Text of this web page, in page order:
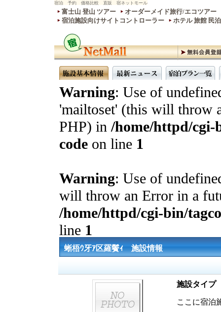
宿泊 予約 価格比較 直販 宿ネットモール
富士山 登山 ツアー
オーダーメイド旅行/エコツアー
宿泊施設向けサイトコントローラー
ホテル 旅館 民
Warning: Use of
'mailtoset' (this will throw
PHP) in/home/httpd/cgi-
code on line 1
Warning: Use of
will throw an Error in a
/home/httpd/cgi-bin/
line 1
蜥梧ｳ牙ｱ区羅鬢ｨ 施設情報
施設タイプ
ここに宿泊